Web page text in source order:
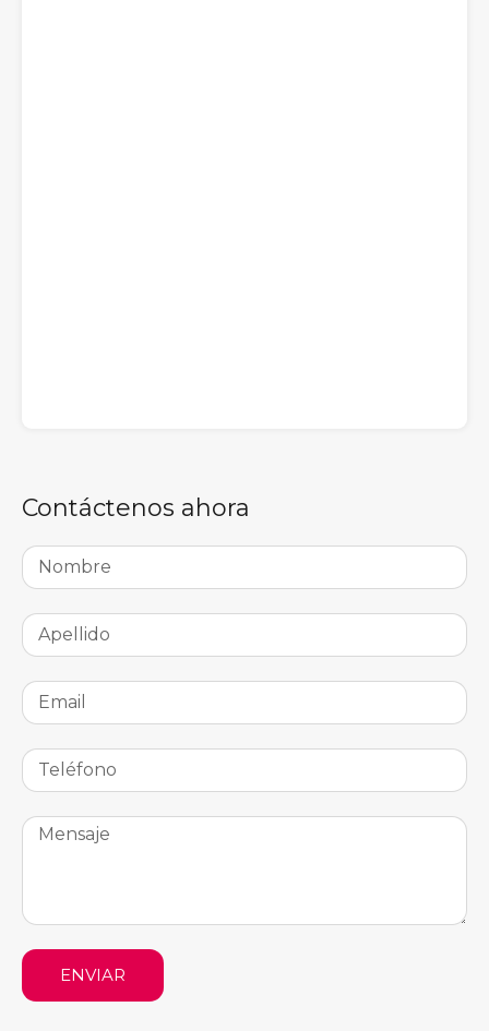
Contáctenos ahora
ENVIAR